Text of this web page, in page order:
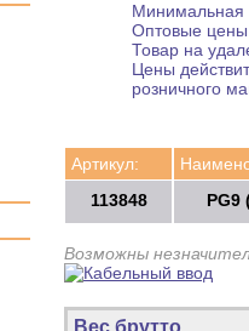
Минимальная
Оптовые цены
Товар на
Цены
розничного
Артикул:
113848
PG9
Возможны
Вес брутто